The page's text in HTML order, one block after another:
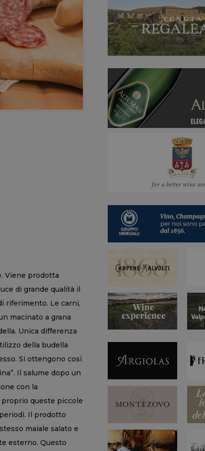
Viene prodotta
di grande qualità il
riferimento. Le carni,
macinato a grana
Unica differenza
della budella
Si ottengono così
Il salume dopo un
con la
proprio queste piccole
Il prodotto
maiale salato e
esterno. Questo